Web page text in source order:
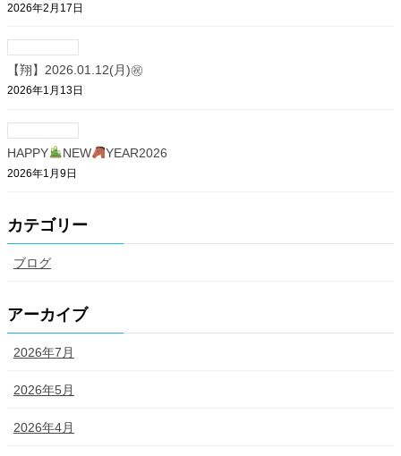
2026年2月17日
【翔】2026.01.12(月)㊗
2026年1月13日
HAPPY NEW YEAR2026
2026年1月9日
カテゴリー
ブログ
アーカイブ
2026年7月
2026年5月
2026年4月